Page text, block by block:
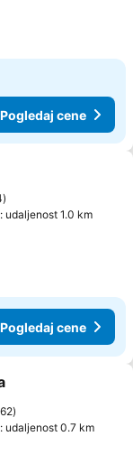
Pogledaj cene
udaljenost 1.0 km
Pogledaj cene
udaljenost 0.7 km